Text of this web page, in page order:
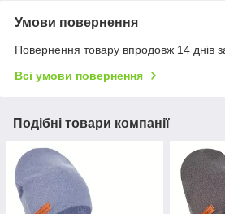
Умови повернення
Повернення товару впродовж 14 днів
Всі умови повернення
Подібні товари компанії